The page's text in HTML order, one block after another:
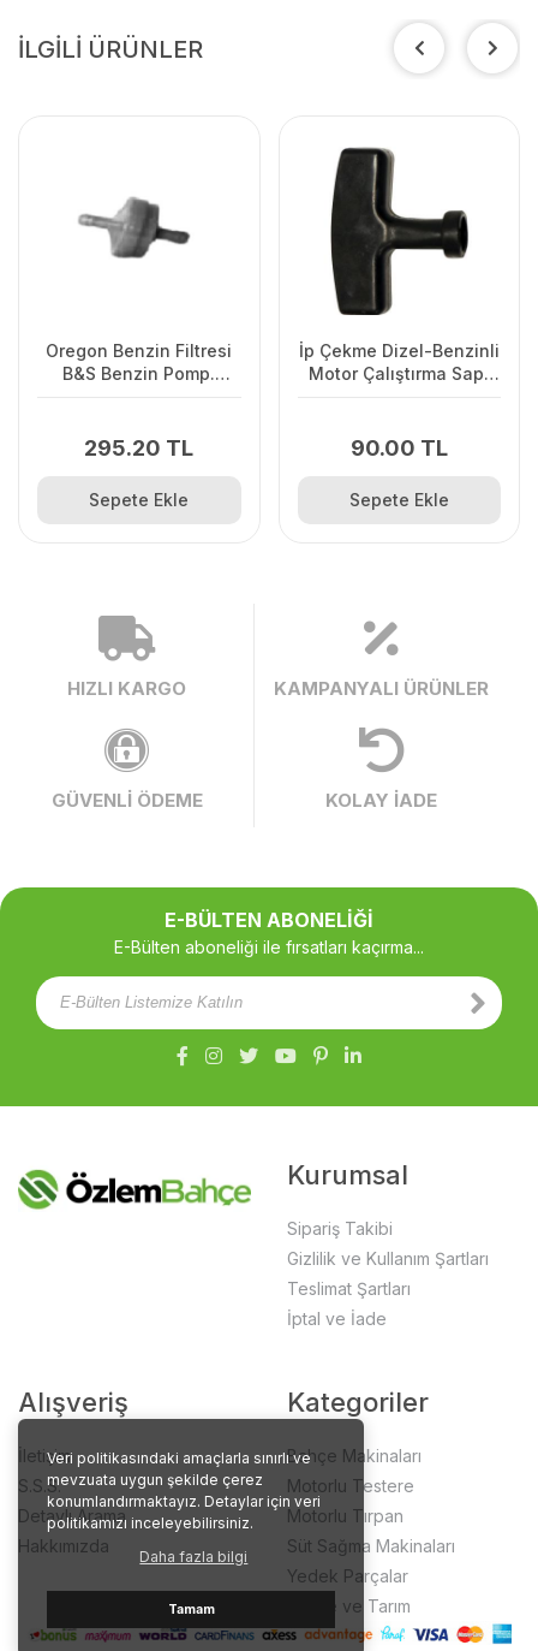
Veri politikasındaki amaçlarla sınırlı ve
mevzuata uygun şekilde çerez
konumlandırmaktayız. Detaylar için veri
politikamızı inceleyebilirsiniz.
Daha fazla bilgi
Tamam
İLGİLİ ÜRÜNLER
Oregon Benzin Filtresi
B&S Benzin Pomp.
295.20 TL
Sepete Ekle
İp Çekme Dizel-Benzinli
Motor Çalıştırma Sapı
90.00 TL
Sepete Ekle
HIZLI KARGO KAMPANYALI ÜRÜNLER
GÜVENLİ ÖDEME KOLAY İADE
E-BÜLTEN ABONELİĞİ
E-Bülten aboneliği ile fırsatları kaçırma...
Kurumsal
Sipariş Takibi
Gizlilik ve Kullanım Şartları
Teslimat Şartları
İptal ve İade
Alışveriş
İletişim
S.S.S.
Detaylı Arama
Hakkımızda
Kategoriler
Bahçe Makinaları
Motorlu Testere
Motorlu Tırpan
Süt Sağma Makinaları
Yedek Parçalar
Bahçe ve Tarım